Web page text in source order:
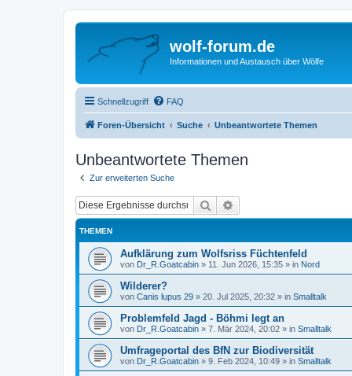
wolf-forum.de
Informationen und Austausch über Wölfe
Schnellzugriff FAQ
Foren-Übersicht Suche Unbeantwortete Themen
Unbeantwortete Themen
Zur erweiterten Suche
Suche
THEMEN
Aufklärung zum Wolfsriss Füchtenfeld
von Dr_R.Goatcabin » 11. Jun 2026, 15:35 » in Nord
Wilderer?
von Canis lupus 29 » 20. Jul 2025, 20:32 » in Smalltalk
Problemfeld Jagd - Böhmi legt an
von Dr_R.Goatcabin » 7. Mär 2024, 20:02 » in Smalltalk
Umfrageportal des BfN zur Biodiversität
von Dr_R.Goatcabin » 9. Feb 2024, 10:49 » in Smalltalk